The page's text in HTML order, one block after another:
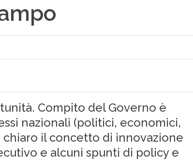
Compito del Governo è
nazionali (politici, economici,
il concetto di innovazione
e alcuni spunti di policy e